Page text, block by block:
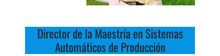
Director de la Maestría en Sistemas
Automáticos de Producción